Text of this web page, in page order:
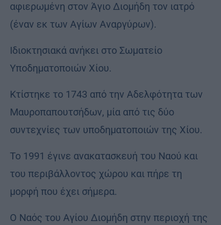
αφιερωμένη στον Άγιο Διομήδη τον ιατρό
(έναν εκ των Αγίων Αναργύρων).
Ιδιοκτησιακά ανήκει στο Σωματείο
Υποδηματοποιών Χίου.
Κτίστηκε το 1743 από την Αδελφότητα των
Μαυροπαπουτσήδων, μία από τις δύο
συντεχνίες των υποδηματοποιών της Χίου.
Το 1991 έγινε ανακατασκευή του Ναού και
του περιβάλλοντος χώρου και πήρε τη
μορφή που έχει σήμερα.
Ο Ναός του Αγίου Διομήδη στην περιοχή της